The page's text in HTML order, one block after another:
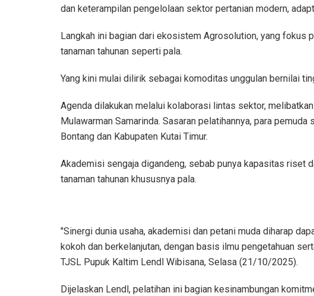
dan keterampilan pengelolaan sektor pertanian modern,
Langkah ini bagian dari ekosistem Agrosolution, yang fokus
tanaman tahunan seperti pala.
Yang kini mulai dilirik sebagai komoditas unggulan bernilai
Agenda dilakukan melalui kolaborasi lintas sektor,
Mulawarman Samarinda. Sasaran pelatihannya, para
Bontang dan Kabupaten Kutai Timur.
Akademisi sengaja digandeng, sebab punya kapasitas riset
tanaman tahunan khususnya pala.
"Sinergi dunia usaha, akademisi dan petani muda diharap
kokoh dan berkelanjutan, dengan basis ilmu pengetahuan
TJSL Pupuk Kaltim Lendl Wibisana, Selasa (21/10/2025).
Dijelaskan Lendl, pelatihan ini bagian kesinambungan